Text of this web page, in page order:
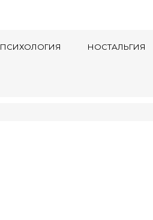
ПСИХОЛОГИЯ НОСТАЛЬГИЯ